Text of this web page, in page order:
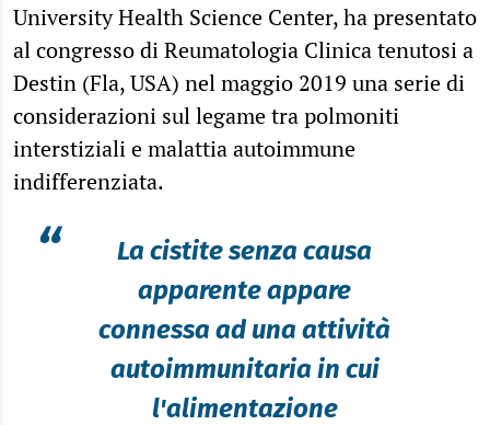
University Health Science Center, ha presentato
al congresso di Reumatologia Clinica tenutosi a
Destin (Fla, USA) nel maggio 2019 una serie di
considerazioni sul legame tra polmoniti
interstiziali e malattia autoimmune
indifferenziata.
“
La cistite senza causa
apparente appare
connessa ad una attività
autoimmunitaria in cui
l'alimentazione